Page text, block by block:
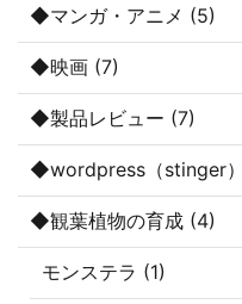
◆マンガ・アニメ (5)
◆映画 (7)
◆製品レビュー (7)
◆wordpress（stinger
◆観葉植物の育成 (4)
モンステラ (1)